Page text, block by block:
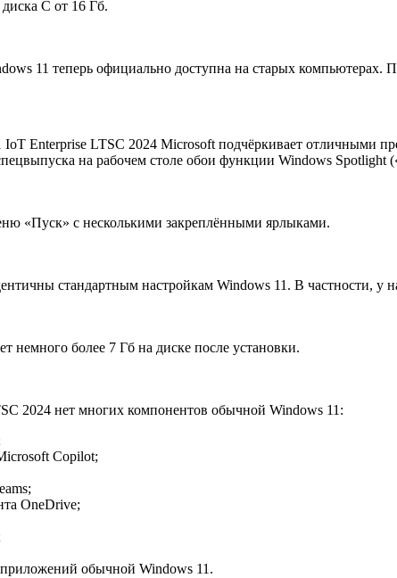
С от 16 Гб.
11 теперь официально доступна на старых
Enterprise LTSC 2024 Microsoft подчёркивает отличными
на рабочем столе обои функции Windows Spotlight
«Пуск» с несколькими закреплёнными ярлыками.
стандартным настройкам Windows 11. В частности, у
немного более 7 Гб на диске после установки.
2024 нет многих компонентов обычной Windows 11:
Copilot;
OneDrive;
обычной Windows 11.